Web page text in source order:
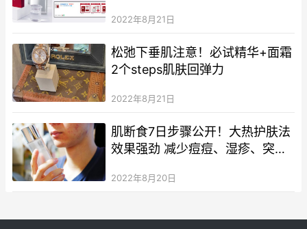
2022年8月21日
松弛下垂肌注意！必试精华+面霜
2个steps肌肤回弹力
2022年8月21日
肌断食7日步骤公开！大热护肤法
效果强劲 减少痘痘、湿疹、突破
2022年8月20日